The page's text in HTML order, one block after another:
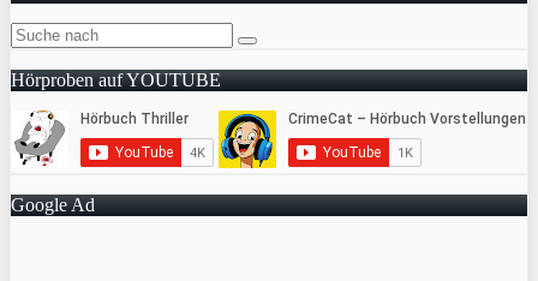
Hörproben auf YOUTUBE
Google Ad